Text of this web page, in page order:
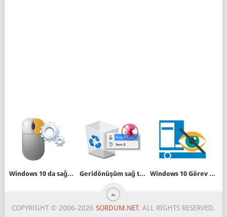
Windows 10 da sağtuşa ayarlar menüsü ekleyelim Geridönüşüm sağ tuşunda Başlangıca sabitle olmasın Windows 10 Görev çubuğu otomatik gizlensin
COPYRIGHT © 2006-2026 SORDUM.NET. ALL RIGHTS RESERVED.